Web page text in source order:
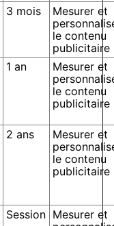
3 mois
Mesurer et
le contenu
publicitaire
1 an
Mesurer et
le contenu
publicitaire
2 ans
Mesurer et
le contenu
publicitaire
Session Mesurer et